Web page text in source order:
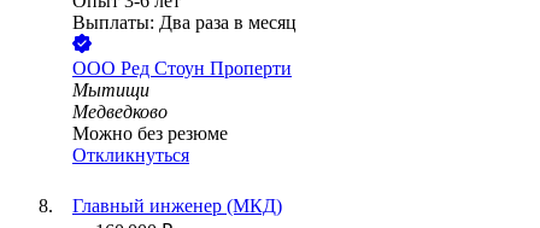
Выплаты: Два раза в месяц
ООО Ред Стоун Проперти
Мытищи
Медведково
Можно без резюме
Откликнуться
Главный инженер (МКД)